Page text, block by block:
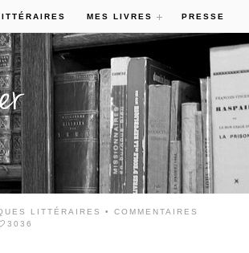
MES LIVRES PRESSE
LITTÉRAIRES •COMMENTAIRES
3036